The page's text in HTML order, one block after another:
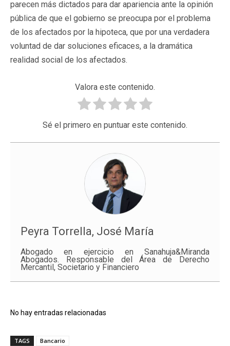
parecen más dictados para dar apariencia ante la opinión
pública de que el gobierno se preocupa por el problema
de los afectados por la hipoteca, que por una verdadera
voluntad de dar soluciones eficaces, a la dramática
realidad social de los afectados.
Valora este contenido.
Sé el primero en puntuar este contenido.
Peyra Torrella, José María
Abogado en ejercicio en Sanahuja&Miranda
Abogados. Responsable del Área de Derecho
Mercantil, Societario y Financiero
No hay entradas relacionadas
TAGS Bancario